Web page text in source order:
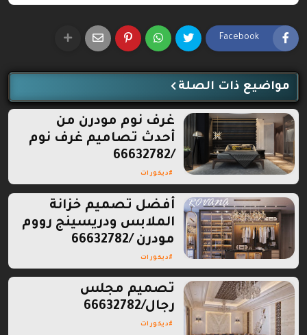
Facebook
مواضيع ذات الصلة
غرف نوم مودرن من
أحدث تصاميم غرف نوم
/66632782
ديكورات
أفضل تصميم خزانة
الملابس ودريسينج رووم
مودرن /66632782
ديكورات
تصميم مجلس
رجال/66632782
ديكورات